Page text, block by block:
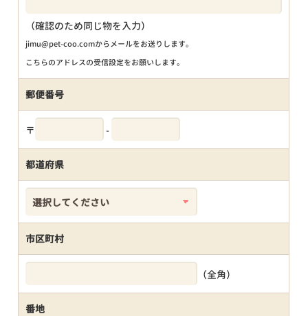
（確認のため同じ物を入力）
jimu@pet-coo.comからメールをお送りします。
こちらのアドレスの受信設定をお願いします。
郵便番号
〒 -
都道府県
市区町村
（全角）
番地